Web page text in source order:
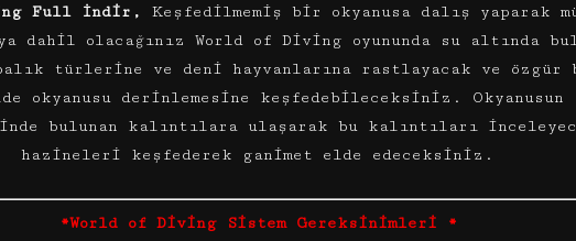
Full İndir,
Keşfedilmemiş bir okyanusa dalış yaparak
dahil olacağınız World of Diving oyununda su altında
türlerine ve deni hayvanlarına rastlayacak ve özgür
okyanusu derinlemesine keşfedebileceksiniz. Okyanusun
bulunan kalıntılara ulaşarak bu kalıntıları
hazineleri keşfederek ganimet elde edeceksiniz.
*World of Diving Sistem Gereksinimleri *